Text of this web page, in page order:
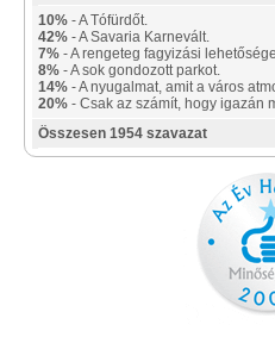
10% - A Tófürdőt.
42% - A Savaria Karnevált.
7% - A rengeteg fagyizási
8% - A sok gondozott parkot.
14% - A nyugalmat, amit a város
20% - Csak az számít, hogy igazán
Összesen 1954 szavazat